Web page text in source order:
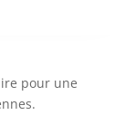
pour une